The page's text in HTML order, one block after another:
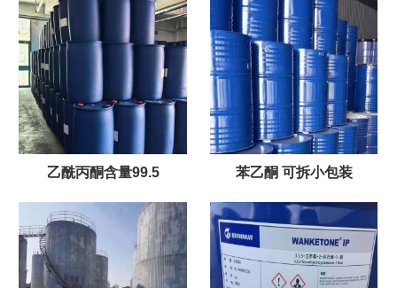
乙酰丙酮含量99.5 苯乙酮 可拆小包装